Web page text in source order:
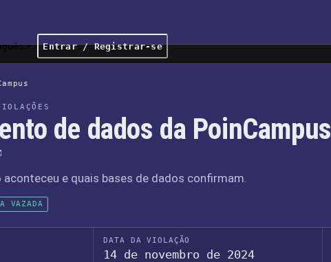
Entrar / Registrar-se
de dados da PoinCampus
e quais bases de dados confirmam.
VAZADA
DATA DA VIOLAÇÃO
14 de novembro de 2024